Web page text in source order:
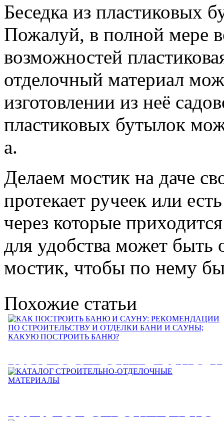
Беседка из пластиковых
Пожалуй, в полной мере
возможностей
отделочный материал
изготовлении из неё
пластиковых бутылок
а.
Делаем мостик на даче
протекает ручеек или
через которые
для удобства может быть
мостик, чтобы по нему
Похожие статьи
КАК ПОСТРОИТЬ БАНЮ И
САУНУ: РЕКОМЕНДАЦИИ